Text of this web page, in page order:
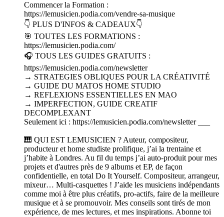
Commencer la Formation :
https://lemusicien.podia.com/vendre-sa-musique
👇 PLUS D'INFOS & CADEAUX👇
🎯 TOUTES LES FORMATIONS :
https://lemusicien.podia.com/
🎧 TOUS LES GUIDES GRATUITS :
https://lemusicien.podia.com/newsletter
→ STRATEGIES OBLIQUES POUR LA CRÉATIVITÉ
→ GUIDE DU MATOS HOME STUDIO
→ REFLEXIONS ESSENTIELLES EN MAO
→ IMPERFECTION, GUIDE CREATIF
DECOMPLEXANT
Seulement ici : https://lemusicien.podia.com/newsletter ___
🎹 QUI EST LEMUSICIEN ? Auteur, compositeur,
producteur et home studiste prolifique, j’ai la trentaine et
j’habite à Londres. Au fil du temps j’ai auto-produit pour mes
projets et d'autres près de 9 albums et EP, de façon
confidentielle, en total Do It Yourself. Compositeur, arrangeur,
mixeur… Multi-casquettes ! J’aide les musiciens indépendants
comme moi à être plus créatifs, pro-actifs, faire de la meilleure
musique et à se promouvoir. Mes conseils sont tirés de mon
expérience, de mes lectures, et mes inspirations. Abonne toi